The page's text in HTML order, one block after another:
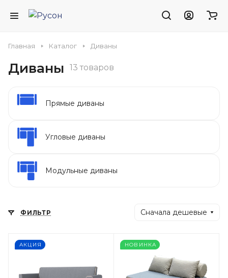
Главная Каталог Диваны
Диваны 13 товаров
Прямые диваны
Угловые диваны
Модульные диваны
ФИЛЬТР Сначала дешевые
АКЦИЯ НОВИНКА